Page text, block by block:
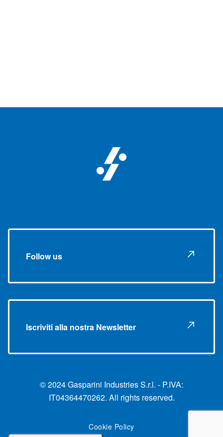
Follow us
Iscriviti alla nostra Newsletter
© 2024 Gasparini Industries S.r.l. - P.IVA:
IT04364470262. All rights reserved.
Cookie Policy